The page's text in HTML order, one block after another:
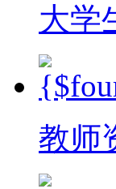
大学
教师